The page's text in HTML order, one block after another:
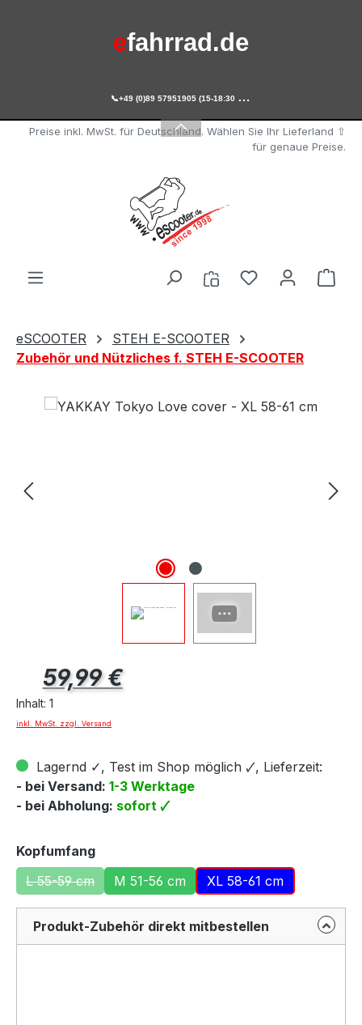
escooter.de
efahrrad.de

+49 (0)89 57951905 (15-18:30 Uhr)
Preise inkl. MwSt. für Deutschland. Wählen Sie Ihr Lieferland ⇧
für genaue Preise.
Du hast 0
eSCOOTER
STEH E-SCOOTER
Zubehör und Nützliches f. STEH E-SCOOTER
Regulärer Preis:
59,99 €
Inhalt: 1
inkl. MwSt. zzgl. Versand
Lagernd ✓, Test im Shop möglich 🗸, Lieferzeit:
- bei Versand: 1-3 Werktage
- bei Abholung: sofort 🗸
Kopfumfangauswählen
L 55-59 cm
(Diese Option ist zurzeit nicht verfügbar.)
M 51-56 cm XL 58-61 cm
Produkt-Zubehör direkt mitbestellen